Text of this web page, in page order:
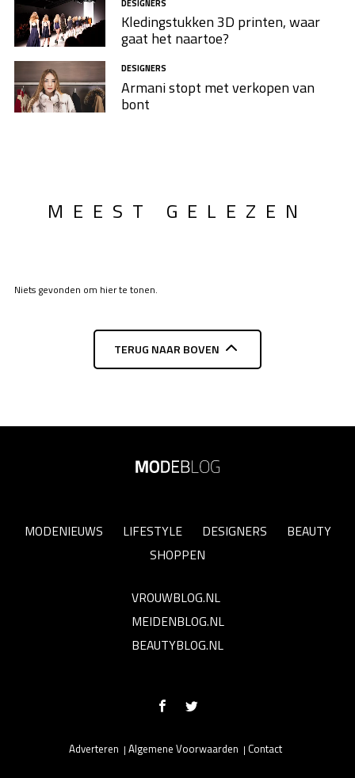
DESIGNERS
Kledingstukken 3D printen, waar
gaat het naartoe?
DESIGNERS
Armani stopt met verkopen van
bont
MEEST GELEZEN
Niets gevonden om hier te tonen.
TERUG NAAR BOVEN
MODENIEUWS LIFESTYLE DESIGNERS
BEAUTY
SHOPPEN
VROUWBLOG.NL
MEIDENBLOG.NL
BEAUTYBLOG.NL
Adverteren Algemene Voorwaarden Contact